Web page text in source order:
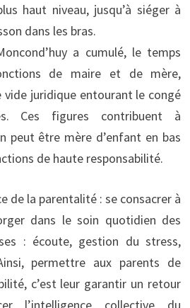
haut niveau, jusqu’à siéger à
dans les bras.
a cumulé, le temps
de maire et de mère,
vide juridique entourant le congé
Ces figures contribuent à
peut être mère d’enfant en bas
de haute responsabilité.
de la parentalité : se consacrer à
dans le soin quotidien des
: écoute, gestion du stress,
permettre aux parents de
c’est leur garantir un retour
l’intelligence collective du